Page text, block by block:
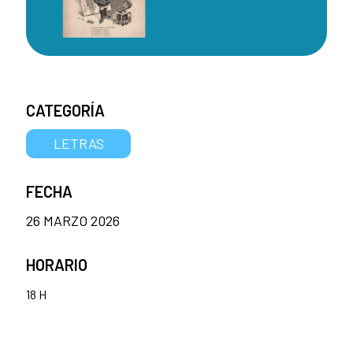
CATEGORÍA
LETRAS
FECHA
26 MARZO 2026
HORARIO
18 H